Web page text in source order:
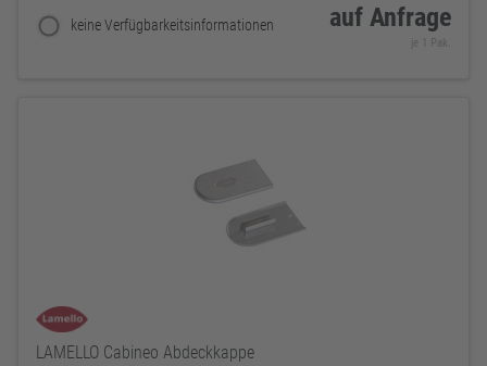
keine Verfügbarkeitsinformationen auf Anfrage
je 1 Pak.
LAMELLO Cabineo Abdeckkappe